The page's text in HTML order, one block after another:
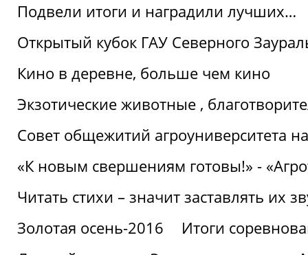
Подвели итоги и наградили лучших…
Открытый кубок ГАУ Северного
Кино в деревне, больше чем кино
Экзотические животные ,
Совет общежитий агроуниверситета
«К новым свершениям готовы!» -
Читать стихи – значит заставлять их
Золотая осень-2016
Итоги